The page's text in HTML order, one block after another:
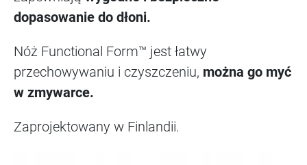
dopasowanie do dłoni.
Nóż Functional Form™ jest łatwy
przechowywaniu i czyszczeniu, można go myć
w zmywarce.
Zaprojektowany w Finlandii.